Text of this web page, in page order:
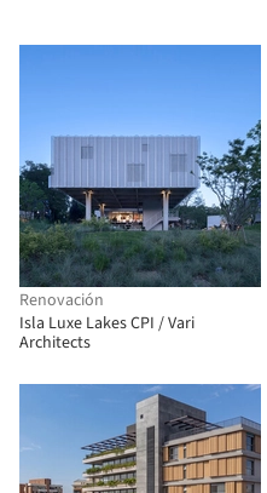
Renovación
Isla Luxe Lakes CPI / Vari
Architects